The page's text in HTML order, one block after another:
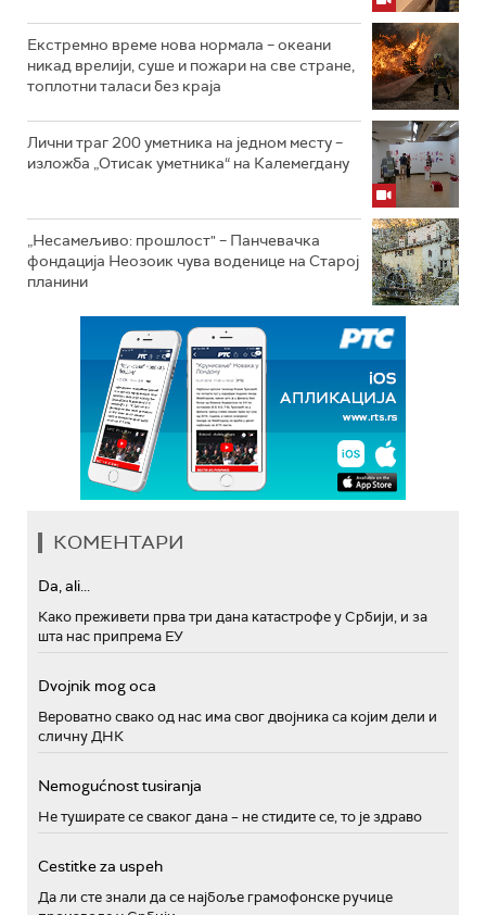
Екстремно време нова нормала – океани
никад врелији, суше и пожари на све стране,
топлотни таласи без краја
Лични траг 200 уметника на једном месту –
изложба „Отисак уметника“ на Калемегдану
„Несамељиво: прошлост" – Панчевачка
фондација Неозоик чува воденице на Старој
планини
КОМЕНТАРИ
Da, ali...
Како преживети прва три дана катастрофе у Србији, и за
шта нас припрема ЕУ
Dvojnik mog oca
Вероватно свако од нас има свог двојника са којим дели и
сличну ДНК
Nemogućnost tusiranja
Не туширате се сваког дана – не стидите се, то је здраво
Cestitke za uspeh
Да ли сте знали да се најбоље грамофонске ручице